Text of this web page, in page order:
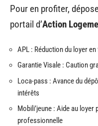
Pour en profiter,
portail d’Action
APL : Réduction du loyer
Garantie Visale : Caution
Loca-pass : Avance du
intérêts
Mobili’jeune : Aide au
professionnelle